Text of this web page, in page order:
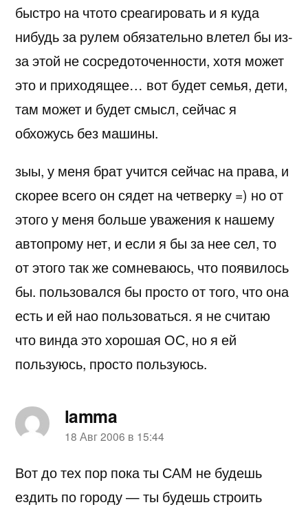
быстро на чтото среагировать и я куда
нибудь за рулем обязательно влетел бы из-
за этой не сосредоточенности, хотя может
это и приходящее… вот будет семья, дети,
там может и будет смысл, сейчас я
обхожусь без машины.
зыы, у меня брат учится сейчас на права, и
скорее всего он сядет на четверку =) но от
этого у меня больше уважения к нашему
автопрому нет, и если я бы за нее сел, то
от этого так же сомневаюсь, что появилось
бы. пользовался бы просто от того, что она
есть и ей нао пользоваться. я не считаю
что винда это хорошая ОС, но я ей
пользуюсь, просто пользуюсь.
lamma
пишет:
18 Авг 2006 в 15:44
Вот до тех пор пока ты САМ не будешь
ездить по городу — ты будешь строить